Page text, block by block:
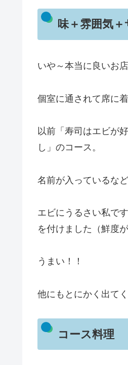
味＋雰囲気
いや～本当に良いお店
個室に通されて席に
以前「寿司はエビが
し」のコース。
名前が入っているな
エビにうるさい私で
を付けました（鮮度
うまい！！
他にもとにかく出て
コース料理